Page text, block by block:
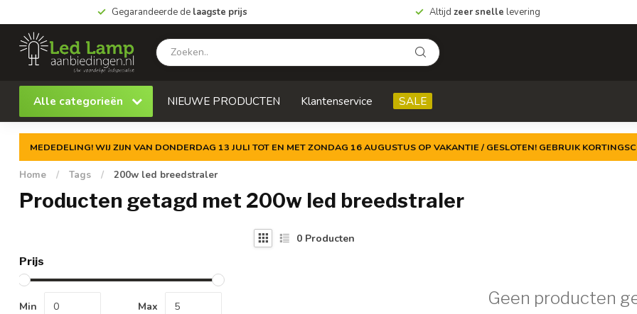
Gegarandeerde de laagste prijs Altijd zeer snelle levering
Alle categorieën NIEUWE PRODUCTEN Klantenservice SALE
MEDEDELING! WIJ ZIJN VAN DONDERDAG 13 JULI TOT EN MET ZONDAG 16 AUGUSTUS OP VAKANTIE / GESLOTEN! GEBRUIK
Home / Tags / 200w led breedstraler
Producten getagd met 200w led breedstraler
Prijs
Min Max
0 Producten
Geen producten